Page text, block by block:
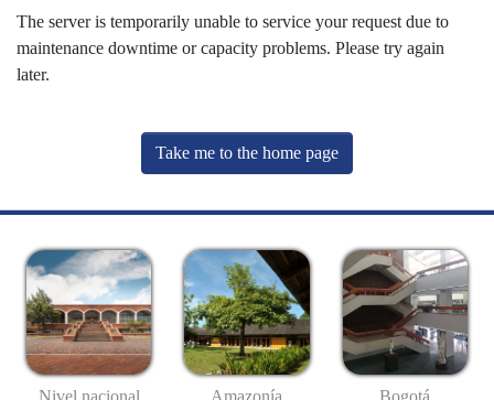
The server is temporarily unable to service your request due to
maintenance downtime or capacity problems. Please try again
later.
Take me to the home page